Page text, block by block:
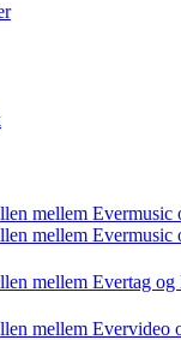
mellem Evermusic
mellem Evermusic
mellem Evertag og
mellem Evervideo